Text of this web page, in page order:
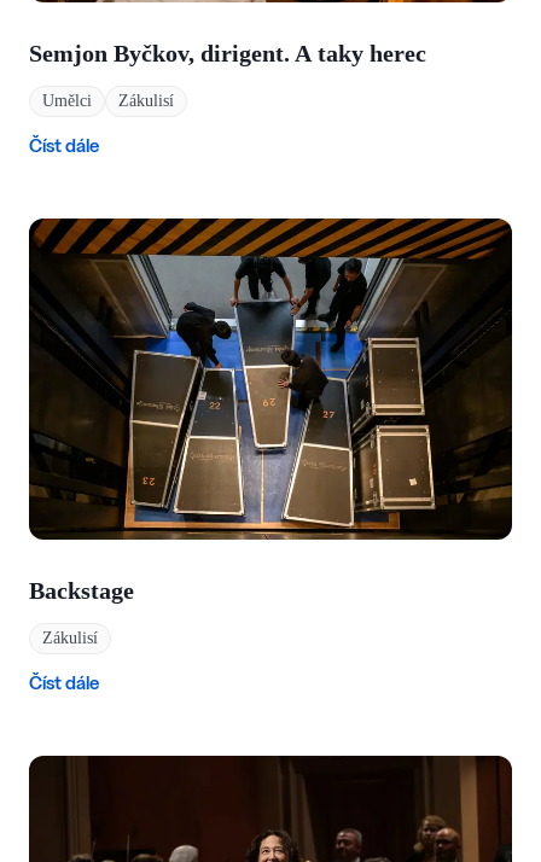
Semjon Byčkov, dirigent. A taky herec
Umělci Zákulisí
Číst dále
Backstage
Zákulisí
Číst dále